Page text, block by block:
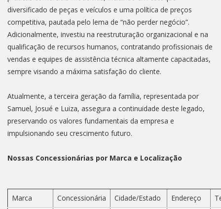
diversificado de peças e veículos e uma política de preços
competitiva, pautada pelo lema de “não perder negócio”.
Adicionalmente, investiu na reestruturação organizacional e na
qualificação de recursos humanos, contratando profissionais de
vendas e equipes de assistência técnica altamente capacitadas,
sempre visando a máxima satisfação do cliente.
Atualmente, a terceira geração da família, representada por
Samuel, Josué e Luiza, assegura a continuidade deste legado,
preservando os valores fundamentais da empresa e
impulsionando seu crescimento futuro.
Nossas Concessionárias por Marca e Localização
Marca Concessionária Cidade/Estado Endereço